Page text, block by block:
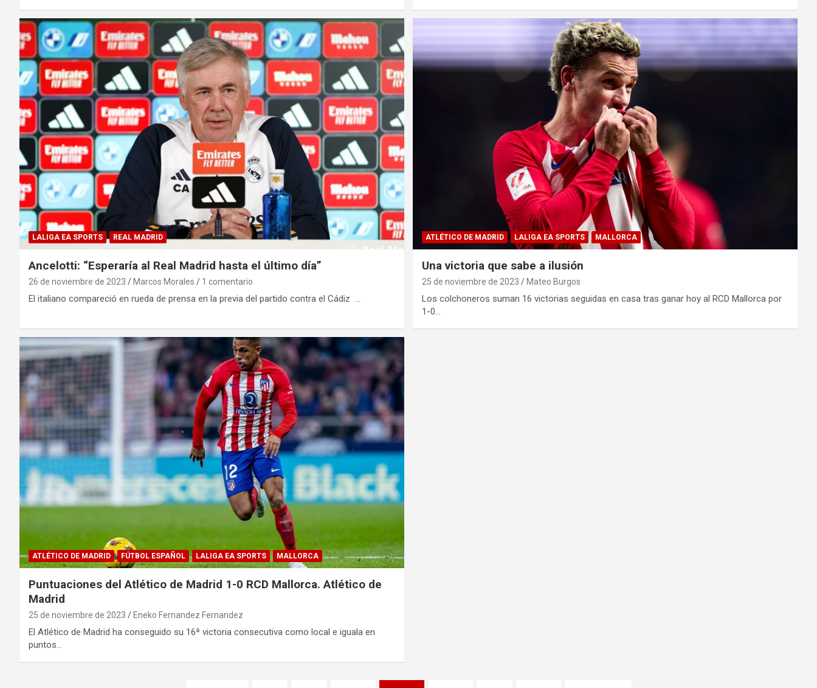
LALIGA EA SPORTS REAL MADRID
Ancelotti: “Esperaría al Real Madrid hasta el último día”
26 de noviembre de 2023 Marcos Morales 1 comentario
El italiano compareció en rueda de prensa en la previa del partido contra el Cádiz …
ATLÉTICO DE MADRID LALIGA EA SPORTS MALLORCA
Una victoria que sabe a ilusión
25 de noviembre de 2023 Mateo Burgos
Los colchoneros suman 16 victorias seguidas en casa tras ganar hoy al RCD Mallorca por
1-0…
ATLÉTICO DE MADRID FÚTBOL ESPAÑOL LALIGA EA SPORTS MALLORCA
Puntuaciones del Atlético de Madrid 1-0 RCD Mallorca. Atlético de
Madrid
25 de noviembre de 2023 Eneko Fernandez Fernandez
El Atlético de Madrid ha conseguido su 16ª victoria consecutiva como local e iguala en
puntos…